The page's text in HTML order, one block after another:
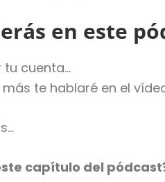
en este
tu cuenta…
te hablaré en el
capítulo del